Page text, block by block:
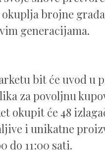
brojne
generacijama.
bit će uvod u
za povoljnu
okupit će 48
i unikatne
do 11:00 sati.